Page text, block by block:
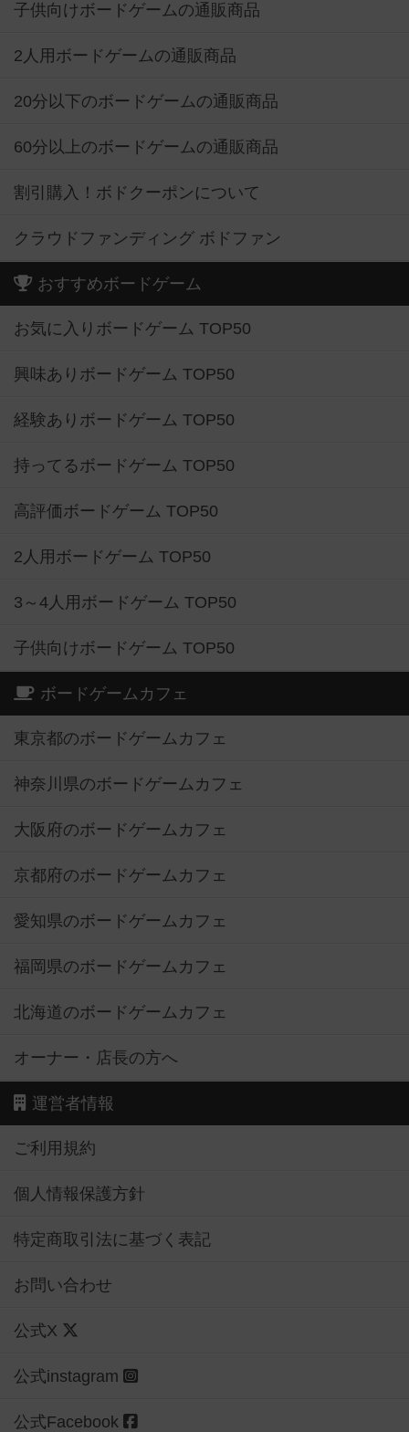
子供向けボードゲームの通販商品
2人用ボードゲームの通販商品
20分以下のボードゲームの通販商品
60分以上のボードゲームの通販商品
割引購入！ボドクーポンについて
クラウドファンディング ボドファン
おすすめボードゲーム
お気に入りボードゲーム TOP50
興味ありボードゲーム TOP50
経験ありボードゲーム TOP50
持ってるボードゲーム TOP50
高評価ボードゲーム TOP50
2人用ボードゲーム TOP50
3～4人用ボードゲーム TOP50
子供向けボードゲーム TOP50
ボードゲームカフェ
東京都のボードゲームカフェ
神奈川県のボードゲームカフェ
大阪府のボードゲームカフェ
京都府のボードゲームカフェ
愛知県のボードゲームカフェ
福岡県のボードゲームカフェ
北海道のボードゲームカフェ
オーナー・店長の方へ
運営者情報
ご利用規約
個人情報保護方針
特定商取引法に基づく表記
お問い合わせ
公式X
公式instagram
公式Facebook